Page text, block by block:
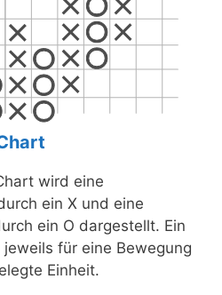
wird eine
ein X und eine
ein O dargestellt. Ein
für eine Bewegung
Einheit.